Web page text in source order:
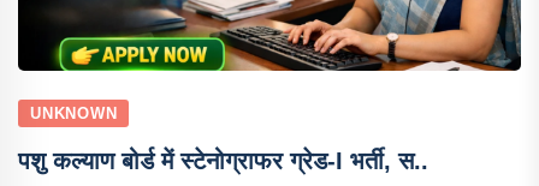
UNKNOWN
पशु कल्याण बोर्ड में स्टेनोग्राफर ग्रेड-I भर्ती, स..